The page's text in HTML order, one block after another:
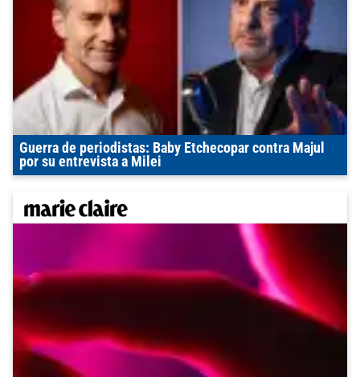
Guerra de periodistas: Baby Etchecopar contra Majul
por su entrevista a Milei